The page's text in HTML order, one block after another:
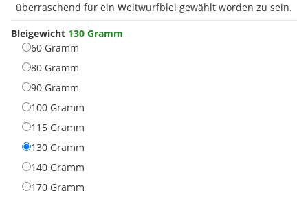
überraschend für ein Weitwurfblei gewählt worden zu sein.
Bleigewicht 130 Gramm
60 Gramm
80 Gramm
90 Gramm
100 Gramm
115 Gramm
130 Gramm
140 Gramm
170 Gramm